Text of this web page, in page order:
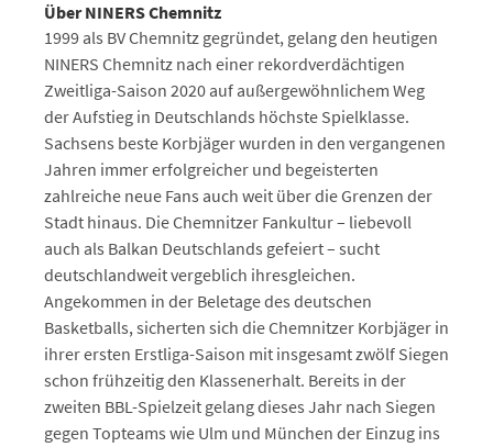
Über NINERS Chemnitz
1999 als BV Chemnitz gegründet, gelang den heutigen
NINERS Chemnitz nach einer rekordverdächtigen
Zweitliga-Saison 2020 auf außergewöhnlichem Weg
der Aufstieg in Deutschlands höchste Spielklasse.
Sachsens beste Korbjäger wurden in den vergangenen
Jahren immer erfolgreicher und begeisterten
zahlreiche neue Fans auch weit über die Grenzen der
Stadt hinaus. Die Chemnitzer Fankultur – liebevoll
auch als Balkan Deutschlands gefeiert – sucht
deutschlandweit vergeblich ihresgleichen.
Angekommen in der Beletage des deutschen
Basketballs, sicherten sich die Chemnitzer Korbjäger in
ihrer ersten Erstliga-Saison mit insgesamt zwölf Siegen
schon frühzeitig den Klassenerhalt. Bereits in der
zweiten BBL-Spielzeit gelang dieses Jahr nach Siegen
gegen Topteams wie Ulm und München der Einzug ins